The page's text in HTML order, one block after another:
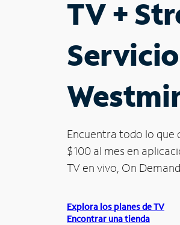
TV +
Encuentra todo lo que
$100 al mes en
TV en vivo, On
Explora los planes de TV
Encontrar una tienda